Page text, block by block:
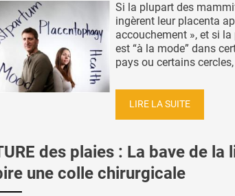
Si la plupart des
ingèrent leur placenta
accouchement », et si
est “à la mode” dans
pays ou certains cercles,
LIRE LA SUITE
des plaies : La bave de la
une colle chirurgicale